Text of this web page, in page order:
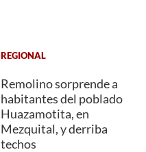
REGIONAL
Remolino sorprende a
habitantes del poblado
Huazamotita, en
Mezquital, y derriba
techos